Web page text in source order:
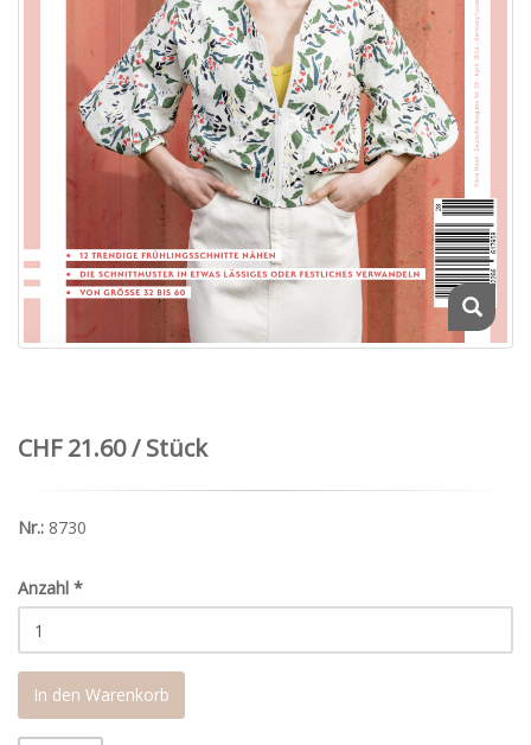
CHF 21.60 / Stück
Nr.: 8730
Anzahl *
In den Warenkorb